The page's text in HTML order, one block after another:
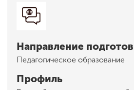
Направление
Педагогическое образование
Профиль